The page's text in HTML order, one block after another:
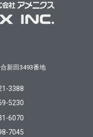
新田3493番地
3388
5230
6070
7045